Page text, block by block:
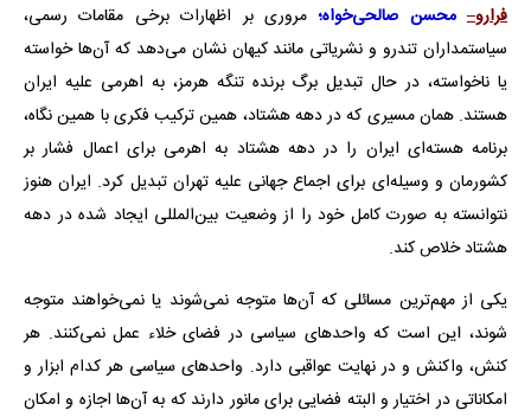
فرارو– محسن صالحی‌خواه؛مروری بر اظهارات برخی مقامات رسمی،
سیاستمداران تندرو و نشریاتی مانند کیهان نشان می‌دهد که آن‌ها خواسته
یا ناخواسته، در حال تبدیل برگ برنده تنگه هرمز، به اهرمی علیه ایران
هستند. همان مسیری که در دهه هشتاد، همین ترکیب فکری با همین نگاه،
برنامه هسته‌ای ایران را در دهه هشتاد به اهرمی برای اعمال فشار بر
کشورمان و وسیله‌ای برای اجماع جهانی علیه تهران تبدیل کرد. ایران هنوز
نتوانسته به صورت کامل خود را از وضعیت بین‌المللی ایجاد شده در دهه
هشتاد خلاص کند.
یکی از مهم‌ترین مسائلی که آن‌ها متوجه نمی‌شوند یا نمی‌خواهند متوجه
شوند، این است که واحدهای سیاسی در فضای خلاء عمل نمی‌کنند. هر
کنش، واکنش و در نهایت عواقبی دارد. واحدهای سیاسی هر کدام ابزار و
امکاناتی در اختیار و البته فضایی برای مانور دارند که به آن‌ها اجازه و امکان